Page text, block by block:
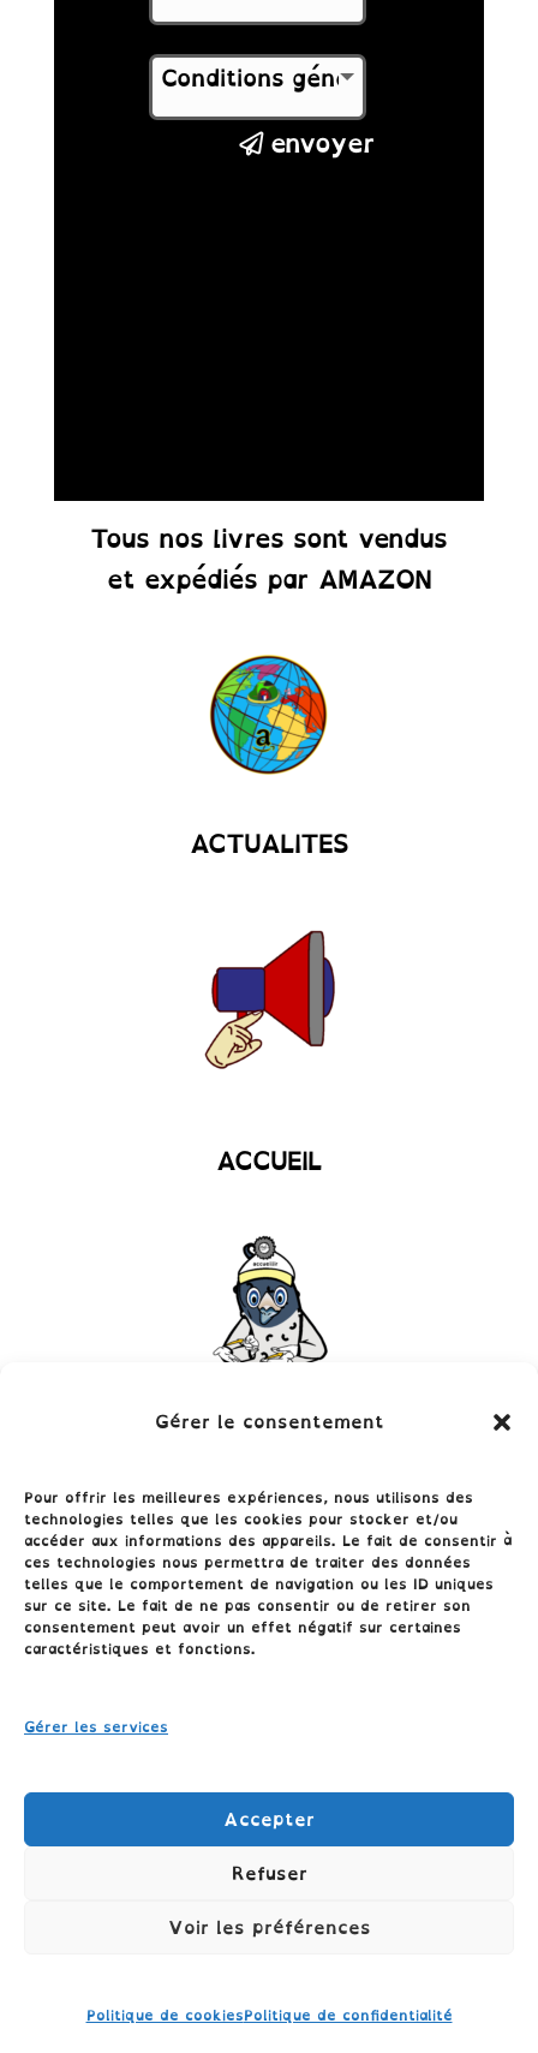
Gérer le consentement
Pour offrir les meilleures expériences, nous utilisons des
technologies telles que les cookies pour stocker et/ou
accéder aux informations des appareils. Le fait de consentir à
ces technologies nous permettra de traiter des données
telles que le comportement de navigation ou les ID uniques
sur ce site. Le fait de ne pas consentir ou de retirer son
consentement peut avoir un effet négatif sur certaines
caractéristiques et fonctions.
Gérer les services
Accepter
Refuser
Voir les préférences
Politique de cookiesPolitique de confidentialité
envoyer
Tous nos livres sont vendus
et expédiés par AMAZON
ACTUALITES
ACCUEIL
Conditions générales
Politique de cookies (UE)
Politique de confidentialité
TÉLÉPHONE: 06.04.09.26.45 //
COLLECTIONCLASSECROUTE@GMAIL.COM
Abonnez-vous à
notre Newsletter.
Recevez les news des cornichons de
S'abonner !